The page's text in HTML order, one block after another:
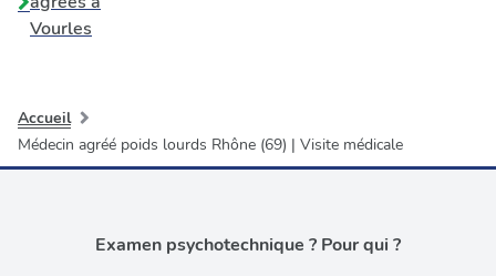
Vourles
Accueil
Médecin agréé poids lourds Rhône (69) | Visite médicale
Examen psychotechnique ? Pour qui ?